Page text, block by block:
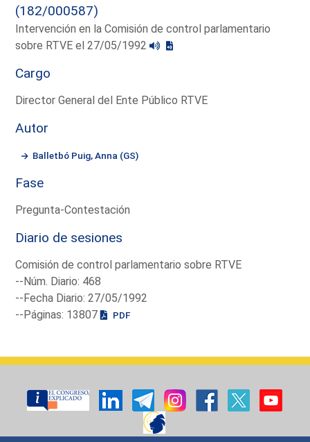
(182/000587)
Intervención en la Comisión de control parlamentario
sobre RTVE el 27/05/1992
Cargo
Director General del Ente Público RTVE
Autor
Balletbó Puig, Anna (GS)
Fase
Pregunta-Contestación
Diario de sesiones
Comisión de control parlamentario sobre RTVE
--Núm. Diario: 468
--Fecha Diario: 27/05/1992
--Páginas: 13807
PDF